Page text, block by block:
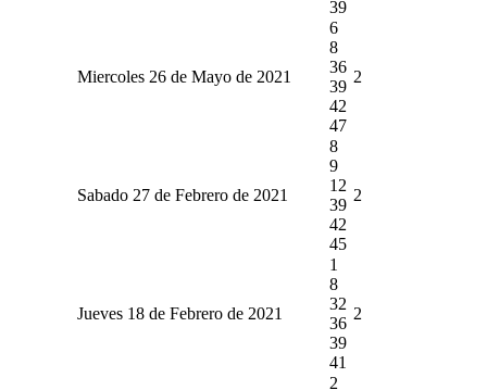
39
Miercoles 26 de Mayo de 2021
6
8
36
39
42
47
2
Sabado 27 de Febrero de 2021
8
9
12
39
42
45
2
Jueves 18 de Febrero de 2021
1
8
32
36
39
41
2
2